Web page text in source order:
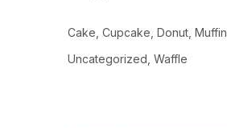
Cake Cupcake Donut Muffin
Uncategorized Waffle